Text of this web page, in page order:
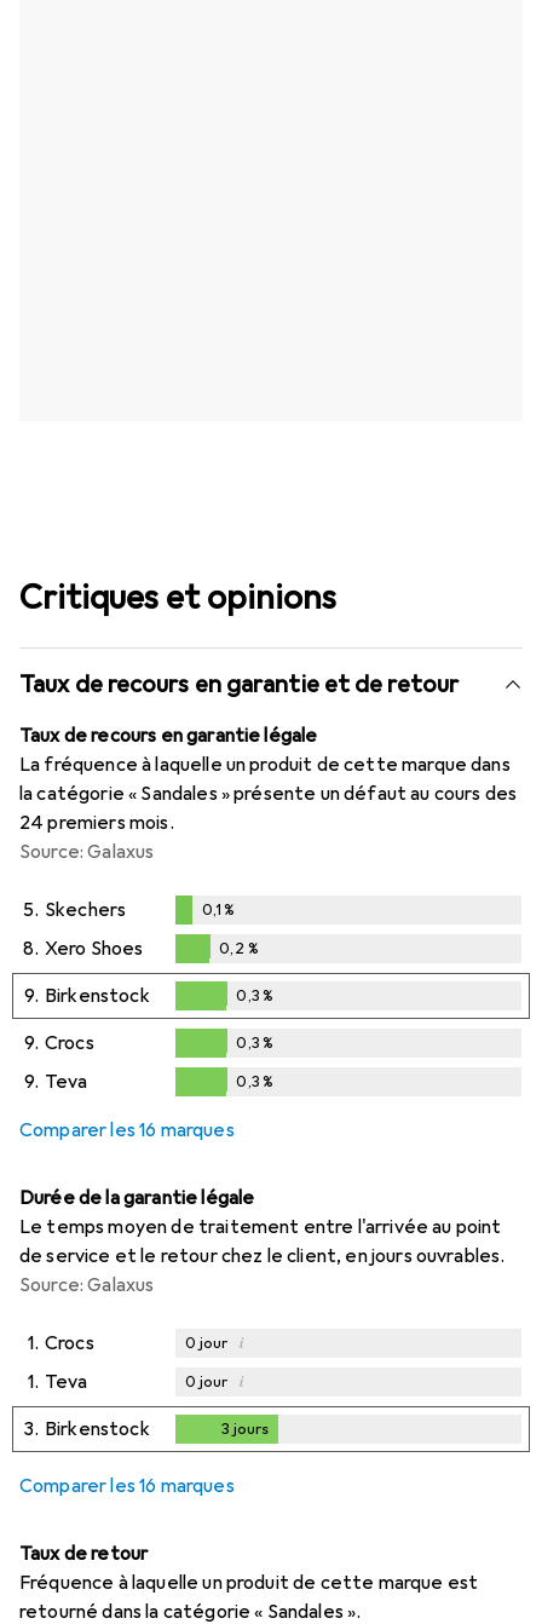
Critiques et opinions
Taux de recours en garantie et de retour
Taux de recours en garantie légale
La fréquence à laquelle un produit de cette marque dans
la catégorie « Sandales » présente un défaut au cours des
24 premiers mois.
Source: Galaxus
5. Skechers
%
0,1%
8. Xero Shoes
0,2%
0,2 %
9. Birkenstock
0,3%
0,3%
9. Crocs
0,3%
0,3%
9. Teva 0,3%
Comparer les 16 marques
Durée de la garantie légale
Le temps moyen de traitement entre l'arrivée au point
de service et le retour chez le client, en jours ouvrables.
Source: Galaxus
1. Crocs 0jour i
1. Teva 0jour i
3. Birkenstock 3jours
Comparer les 16 marques
Taux de retour
Fréquence à laquelle un produit de cette marque est
retourné dans la catégorie « Sandales ».